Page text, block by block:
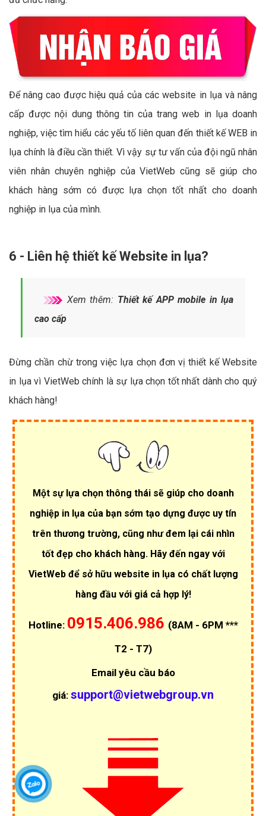
Để nâng cao được hiệu quả của các website in lụa và nâng
cấp được nội dung thông tin của trang web in lụa doanh
nghiệp, việc tìm hiểu các yếu tố liên quan đến thiết kế WEB in
lụa chính là điều cần thiết. Vì vậy sự tư vấn của đội ngũ nhân
viên nhân chuyên nghiệp của VietWeb cũng sẽ giúp cho
khách hàng sớm có được lựa chọn tốt nhất cho doanh
nghiệp in lụa của mình.
6 - Liên hệ thiết kế Website in lụa?
Xem thêm: Thiết kế APP mobile in lụa
cao cấp
Đừng chần chừ trong việc lựa chọn đơn vị thiết kế Website
in lụa vì VietWeb chính là sự lựa chọn tốt nhất dành cho quý
khách hàng!
Một sự lựa chọn thông thái sẽ giúp cho doanh
nghiệp in lụa của bạn sớm tạo dựng được uy tín
trên thương trường, cũng như đem lại cái nhìn
tốt đẹp cho khách hàng. Hãy đến ngay với
VietWeb để sở hữu website in lụa có chất lượng
hàng đầu với giá cả hợp lý!
Hotline: 0915.406.986 (8AM - 6PM ***
T2 - T7)
Email yêu cầu báo
giá: support@vietwebgroup.vn